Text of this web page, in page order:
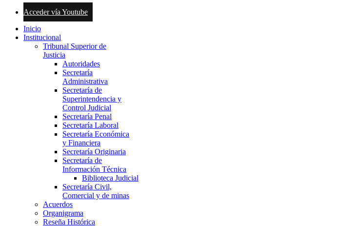
Acceder vía Youtube
Inicio
Institucional
Tribunal Superior de
Justicia
Autoridades
Secretaría
Administrativa
Secretaría de
Superintendencia y
Control Judicial
Secretaría Penal
Secretaría Laboral
Secretaría Económica
y Financiera
Secretaría Originaria
Secretaría de
Información Técnica
Biblioteca Judicial
Secretaría Civil,
Comercial y de minas
Acuerdos
Organigrama
Reseña Histórica